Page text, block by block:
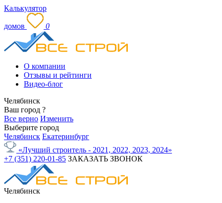
Калькулятор
домов 0
О компании
Отзывы и рейтинги
Видео-блог
Челябинск
Ваш город ?
Все верно Изменить
Выберите город
Челябинск Екатеринбург
«Лучший строитель - 2021, 2022, 2023, 2024»
+7 (351) 220-01-85 ЗАКАЗАТЬ ЗВОНОК
Челябинск